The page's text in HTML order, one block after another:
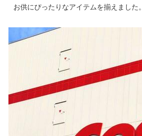
お供にぴったりなアイテムを揃えました。